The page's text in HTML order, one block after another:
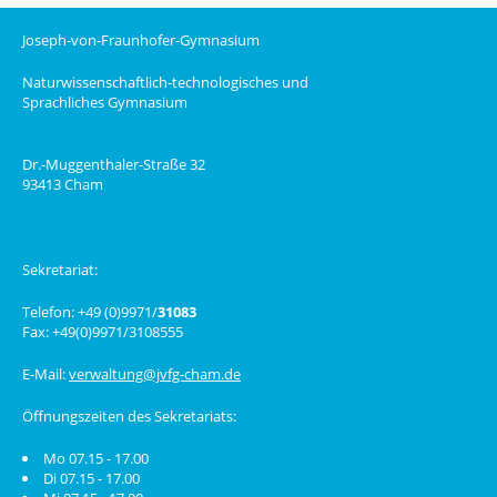
Joseph-von-Fraunhofer-Gymnasium
Naturwissenschaftlich-technologisches und
Sprachliches Gymnasium
Dr.-Muggenthaler-Straße 32
93413 Cham
Sekretariat:
Telefon: +49 (0)9971/31083
Fax: +49(0)9971/3108555
E-Mail:verwaltung@jvfg-cham.de
Öffnungszeiten des Sekretariats:
Mo 07.15 - 17.00
Di 07.15 - 17.00